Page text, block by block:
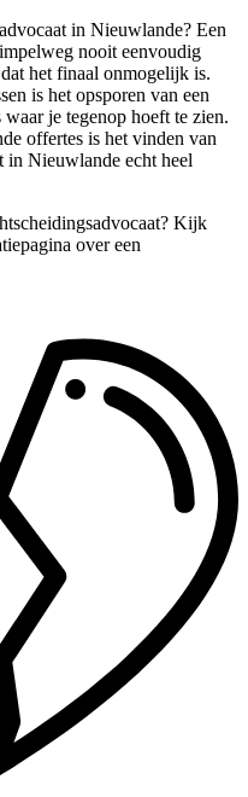
in Nieuwlande? Een
nooit eenvoudig
het finaal onmogelijk is.
is het opsporen van een
je tegenop hoeft te zien.
offertes is het vinden van
in Nieuwlande echt heel
Kijk
over een